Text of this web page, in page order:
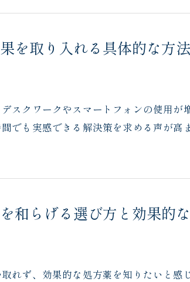
を取り入れる具体的な方
スクワークやスマートフォンの使用が
でも実感できる解決策を求める声が高
和らげる選び方と効果的
れず、効果的な処方薬を知りたいと感